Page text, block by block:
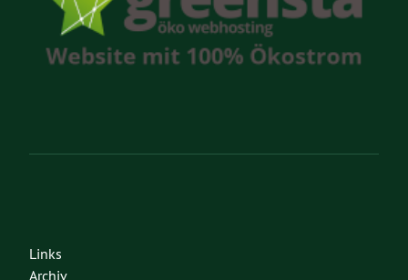
Links
Archiv